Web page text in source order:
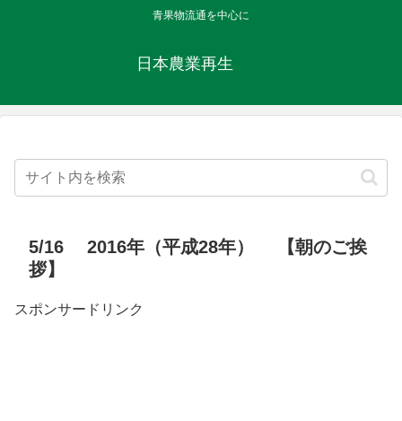
青果物流通を中心に
日本農業再生
5/16 2016年（平成28年） 【朝のご挨
拶】
スポンサードリンク